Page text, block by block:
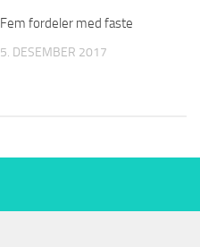
Fem fordeler med faste
5. DESEMBER 2017